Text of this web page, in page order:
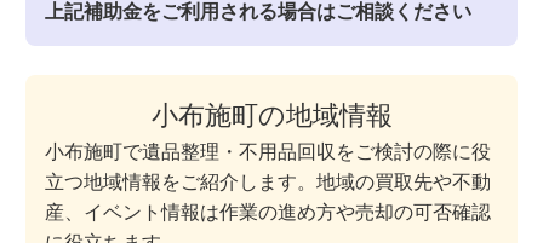
上記補助金をご利用される場合はご相談ください
小布施町の地域情報
小布施町で遺品整理・不用品回収をご検討の際に役
立つ地域情報をご紹介します。地域の買取先や不動
産、イベント情報は作業の進め方や売却の可否確認